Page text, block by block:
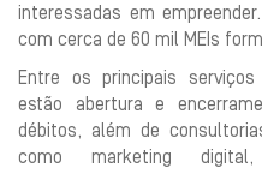
interessadas em
com cerca de 60 mil MEIs
Entre os principais
estão abertura e
débitos, além de
como marketing